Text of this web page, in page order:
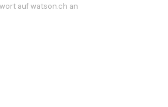
auf watson.ch an